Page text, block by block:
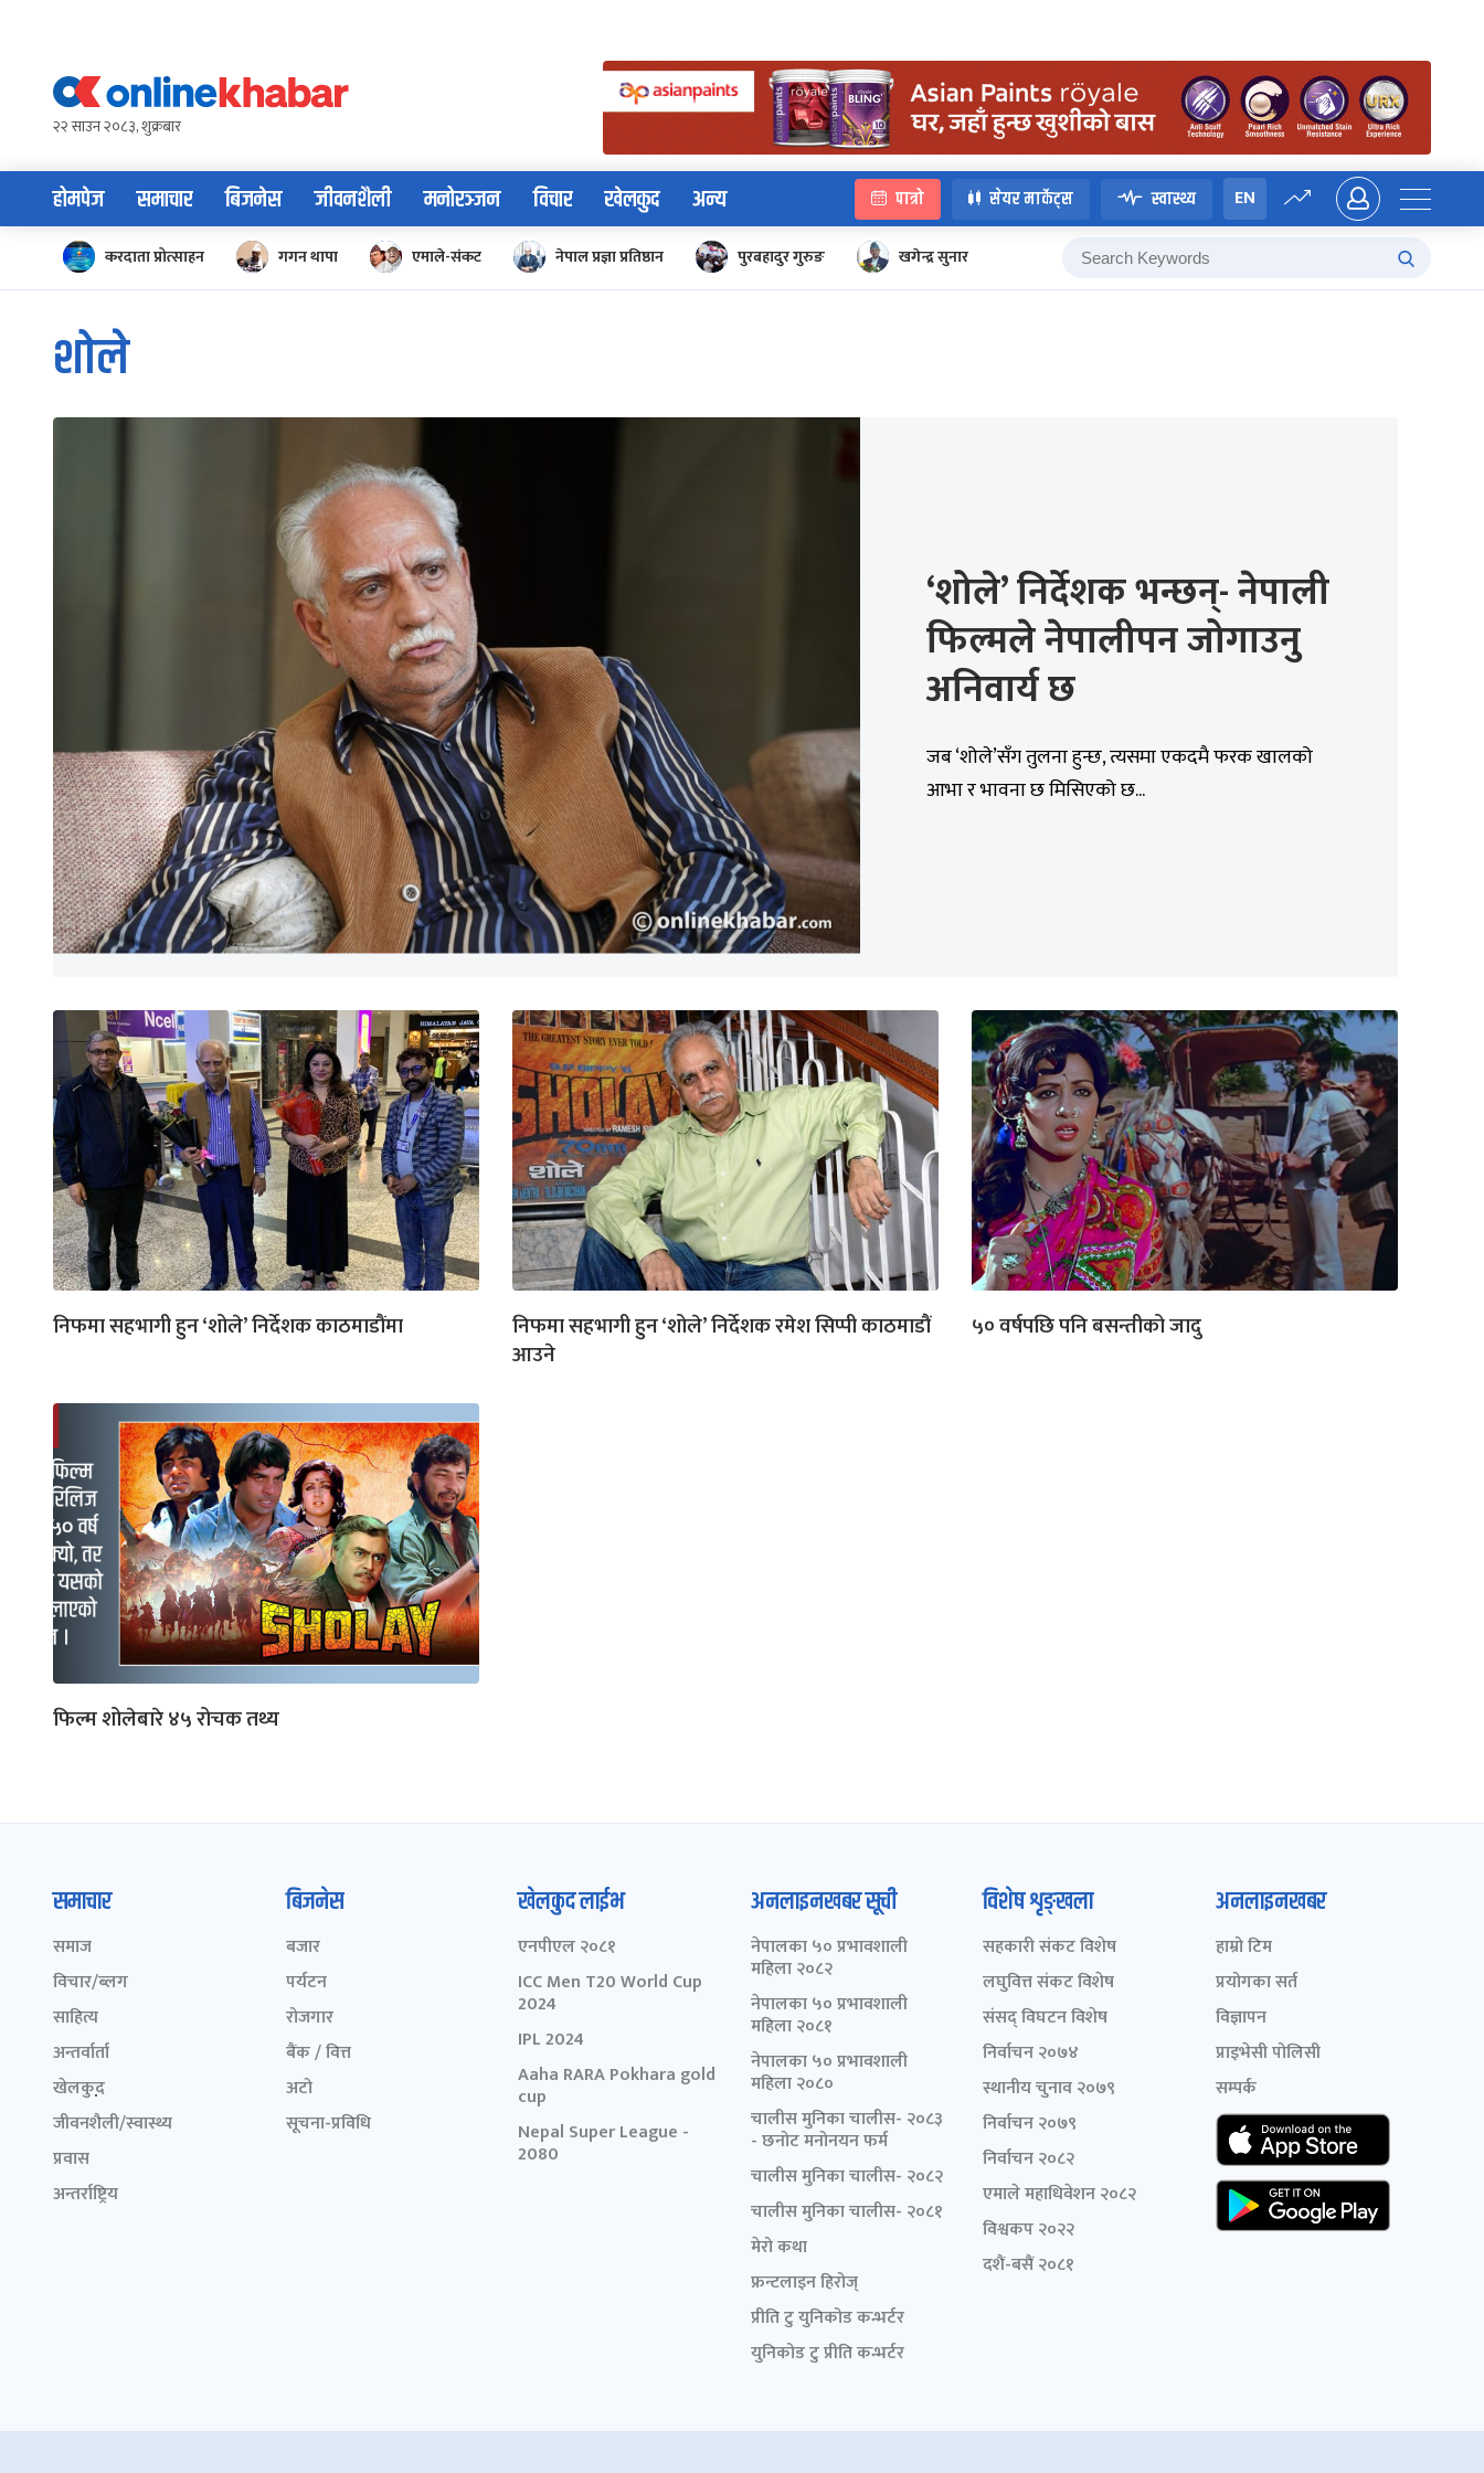
content२२ साउन २०८३, शुक्रबार
होमपेज समाचार बिजनेस जीवनशैली मनोरञ्जन विचार खेलकुद अन्य पात्रो सेयर मार्केट्स स्वास्थ्य EN
करदाता प्रोत्साहन गगन थापा एमाले-संकट नेपाल प्रज्ञा प्रतिष्ठान पुरबहादुर गुरुङ खगेन्द्र सुनार
शोले
‘शोले’ निर्देशक भन्छन्- नेपाली
फिल्मले नेपालीपन जोगाउनु
अनिवार्य छ
जब ‘शोले’सँग तुलना हुन्छ, त्यसमा एकदमै फरक खालको
आभा र भावना छ मिसिएको छ...
निफमा सहभागी हुन ‘शोले’ निर्देशक काठमाडौंमा
निफमा सहभागी हुन ‘शोले’ निर्देशक रमेश सिप्पी काठमाडौं
आउने
५० वर्षपछि पनि बसन्तीको जादु
फिल्म शोलेबारे ४५ रोचक तथ्य
समाचार
समाज
विचार/ब्लग
साहित्य
अन्तर्वार्ता
खेलकुद़़
जीवनशैली/स्वास्थ्य
प्रवास
अन्तर्राष्ट्रिय
बिजनेस
बजार
पर्यटन
रोजगार
बैंक / वित्त
अटो
सूचना-प्रविधि
खेलकुद लाईभ
एनपीएल २०८१
ICC Men T20 World Cup
2024
IPL 2024
Aaha RARA Pokhara gold
cup
Nepal Super League -
2080
अनलाइनखबर सूची
नेपालका ५० प्रभावशाली
महिला २०८२
नेपालका ५० प्रभावशाली
महिला २०८१
नेपालका ५० प्रभावशाली
महिला २०८०
चालीस मुनिका चालीस- २०८३
- छनोट मनोनयन फर्म
चालीस मुनिका चालीस- २०८२
चालीस मुनिका चालीस- २०८१
मेरो कथा
फ्रन्टलाइन हिरोज्
प्रीति टु युनिकोड कन्भर्टर
युनिकोड टु प्रीति कन्भर्टर
विशेष शृङ्खला
सहकारी संकट विशेष
लघुवित्त संकट विशेष
संसद् विघटन विशेष
निर्वाचन २०७४
स्थानीय चुनाव २०७९
निर्वाचन २०७९
निर्वाचन २०८२
एमाले महाधिवेशन २०८२
विश्वकप २०२२
दशैं-बसैं २०८१
अनलाइनखबर
हाम्रो टिम
प्रयोगका सर्त
विज्ञापन
प्राइभेसी पोलिसी
सम्पर्क